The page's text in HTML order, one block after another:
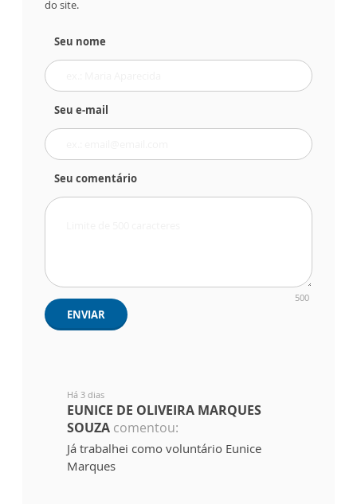
do site.
Seu nome
Seu e-mail
Seu comentário
500
ENVIAR
Há 3 dias
EUNICE DE OLIVEIRA MARQUES
SOUZA comentou:
Já trabalhei como voluntário Eunice
Marques